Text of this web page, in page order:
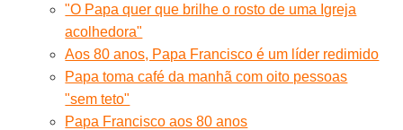
"O Papa quer que brilhe o rosto de uma Igreja
acolhedora"
Aos 80 anos, Papa Francisco é um líder redimido
Papa toma café da manhã com oito pessoas
"sem teto"
Papa Francisco aos 80 anos